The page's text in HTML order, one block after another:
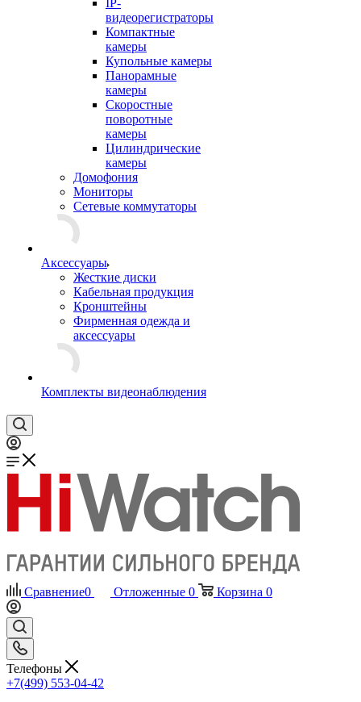
IP-
видеорегистраторы
Компактные
камеры
Купольные камеры
Панорамные
камеры
Скоростные
поворотные
камеры
Цилиндрические
камеры
Домофония
Мониторы
Сетевые коммутаторы
Аксессуары
Жесткие диски
Кабельная продукция
Кронштейны
Фирменная одежда и
аксессуары
Комплекты видеонаблюдения
Сравнение0 Отложенные 0 Корзина 0
Телефоны
+7(499) 553-04-42